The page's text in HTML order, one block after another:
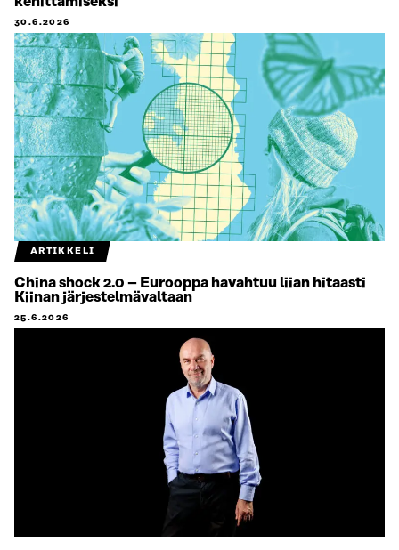
30.6.2026
ARTIKKELI
China shock 2.0 – Eurooppa havahtuu liian hitaasti
Kiinan järjestelmävaltaan
25.6.2026